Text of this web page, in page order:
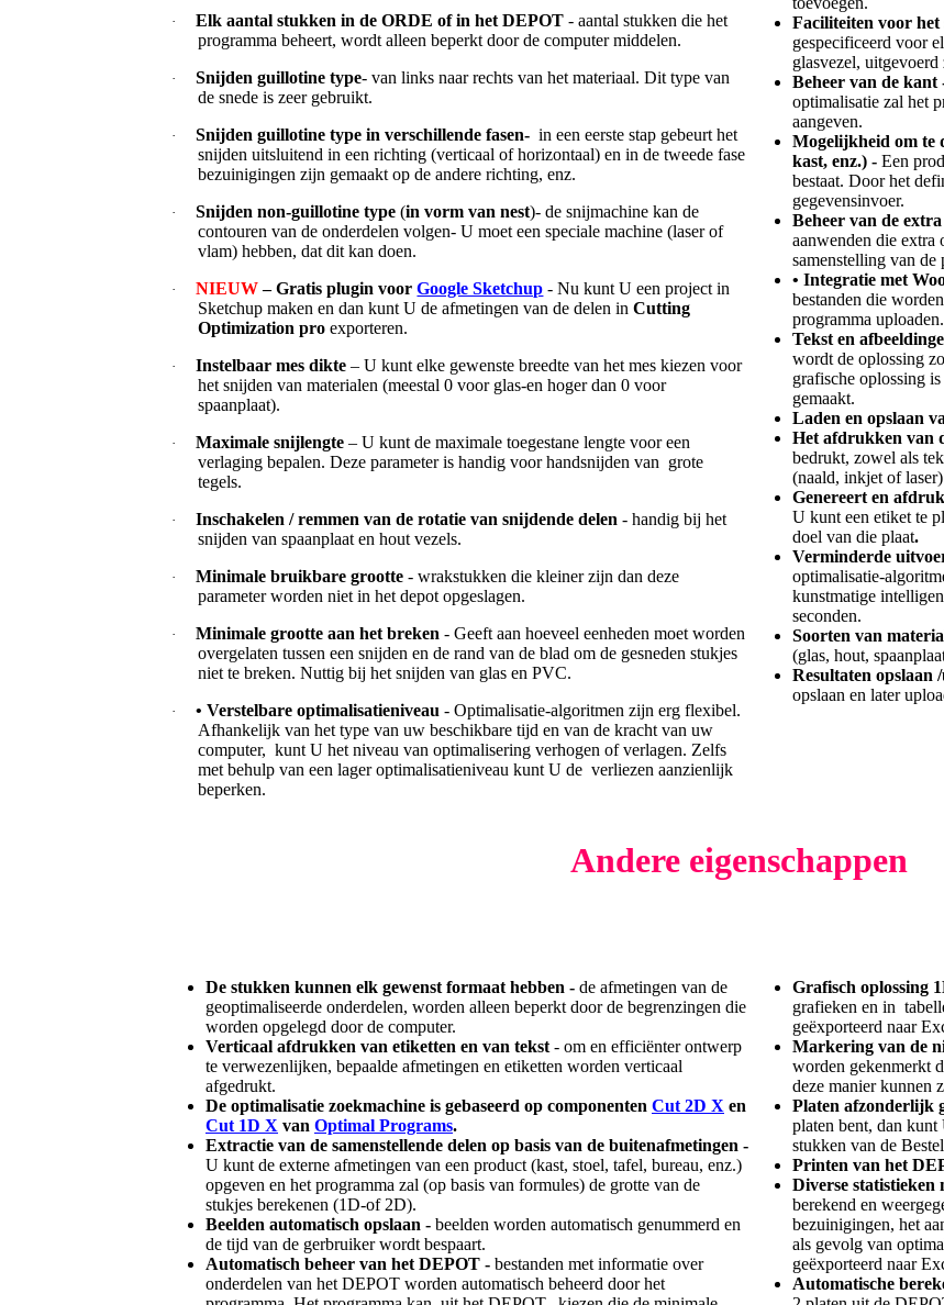
· Elk aantal stukken in de ORDE of in het DEPOT- aantal stukken die het
programma beheert, wordt alleen beperkt door de computer middelen.
· Snijden guillotine type- van links naar rechts van het materiaal. Dit type van
de snede is zeer gebruikt.
· Snijden guillotine type in verschillende fasen-in een eerste stap gebeurt het
snijden uitsluitend in een richting (verticaal of horizontaal) en in de tweede fase
bezuinigingen zijn gemaakt op de andere richting, enz.
· Snijden non-guillotine type (in vorm van nest)- de snijmachine kan de
contouren van de onderdelen volgen- U moet een speciale machine (laser of
vlam) hebben, dat dit kan doen.
· NIEUW– Gratis plugin voorGoogle Sketchup - Nu kunt U een project in
Sketchup maken en dan kunt U de afmetingen van de delen inCutting
Optimization proexporteren.
· Instelbaar mes dikte– U kunt elke gewenste breedte van het mes kiezen voor
het snijden van materialen (meestal 0 voor glas-en hoger dan 0 voor
spaanplaat).
· Maximale snijlengte– U kunt de maximale toegestane lengte voor een
verlaging bepalen. Deze parameter is handig voor handsnijden van grote
tegels.
· Inschakelen / remmen van de rotatie van snijdende delen- handig bij het
snijden van spaanplaat en hout vezels.
· Minimale bruikbare grootte- wrakstukken die kleiner zijn dan deze
parameter worden niet in het depot opgeslagen.
· Minimale grootte aan het breken- Geeft aan hoeveel eenheden moet worden
overgelaten tussen een snijden en de rand van de blad om de gesneden stukjes
niet te breken. Nuttig bij het snijden van glas en PVC.
· • Verstelbare optimalisatieniveau- Optimalisatie-algoritmen zijn erg flexibel.
Afhankelijk van het type van uw beschikbare tijd en van de kracht van uw
computer, kunt U het niveau van optimalisering verhogen of verlagen. Zelfs
met behulp van een lager optimalisatieniveau kunt U de verliezen aanzienlijk
beperken.
Faciliteiten voor het
gespecificeerd voor
glasvezel,
Beheer van de kant
optimalisatie zal het
aangeven.
Mogelijkheid om te
kast, enz.) - Een
bestaat. Door het
gegevensinvoer.
Beheer van de
aanwenden die extra
samenstelling van de
• Integratie met
bestanden die
programma uploaden.
Tekst en
wordt de oplossing
grafische oplossing
gemaakt.
Laden en opslaan
Het afdrukken van
bedrukt, zowel als
(naald, inkjet of
Genereert en
U kunt een etiket te
doel van die plaat.
Verminderde
optimalisatie-
kunstmatige
seconden.
Soorten van
(glas, hout,
Resultaten opslaan
opslaan en later
Andere eigenschappen
De stukken kunnen elk gewenst formaat hebben - de afmetingen van de
geoptimaliseerde onderdelen, worden alleen beperkt door de begrenzingen die
worden opgelegd door de computer.
Verticaal afdrukken van etiketten en van tekst - om en efficiënter ontwerp
te verwezenlijken, bepaalde afmetingen en etiketten worden verticaal
afgedrukt.
De optimalisatie zoekmachine is gebaseerd op componenten Cut 2D X en
Cut 1D X van Optimal Programs.
Extractie van de samenstellende delen op basis van de buitenafmetingen -
U kunt de externe afmetingen van een product (kast, stoel, tafel, bureau, enz.)
opgeven en het programma zal (op basis van formules) de grotte van de
stukjes berekenen (1D-of 2D).
Beelden automatisch opslaan - beelden worden automatisch genummerd en
de tijd van de gerbruiker wordt bespaart.
Automatisch beheer van het DEPOT - bestanden met informatie over
onderdelen van het DEPOT worden automatisch beheerd door het
Grafisch oplossing
grafieken en in
geëxporteerd naar
Markering van de
worden gekenmerkt
deze manier kunnen
Platen afzonderlijk
platen bent, dan kunt
stukken van de
Printen van het
Diverse statistieken
berekend en
bezuinigingen, het
als gevolg van
geëxporteerd naar
Automatische